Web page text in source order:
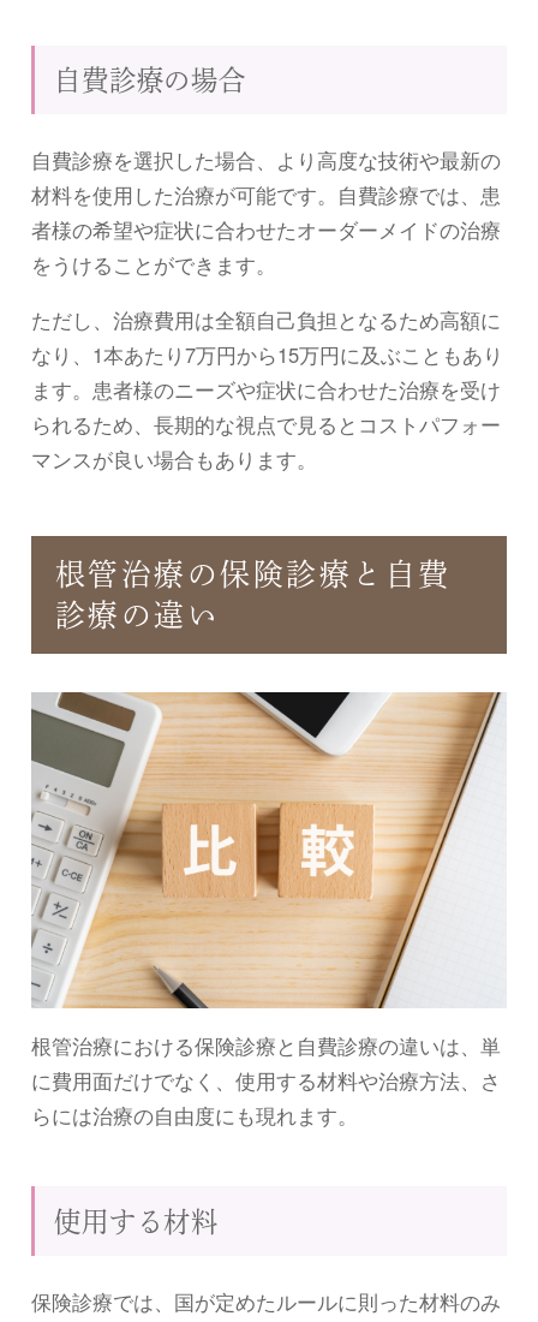
自費診療の場合
自費診療を選択した場合、より高度な技術や最新の
材料を使用した治療が可能です。自費診療では、患
者様の希望や症状に合わせたオーダーメイドの治療
をうけることができます。
ただし、治療費用は全額自己負担となるため高額に
なり、1本あたり7万円から15万円に及ぶこともあり
ます。患者様のニーズや症状に合わせた治療を受け
られるため、長期的な視点で見るとコストパフォー
マンスが良い場合もあります。
根管治療の保険診療と自費
診療の違い
根管治療における保険診療と自費診療の違いは、単
に費用面だけでなく、使用する材料や治療方法、さ
らには治療の自由度にも現れます。
使用する材料
保険診療では、国が定めたルールに則った材料のみ